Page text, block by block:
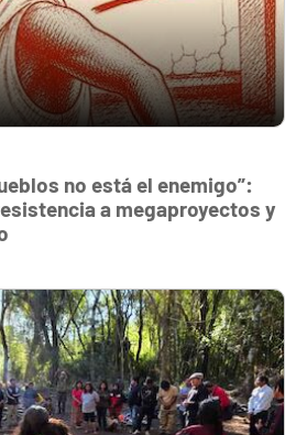
no está el enemigo”:
a megaproyectos y